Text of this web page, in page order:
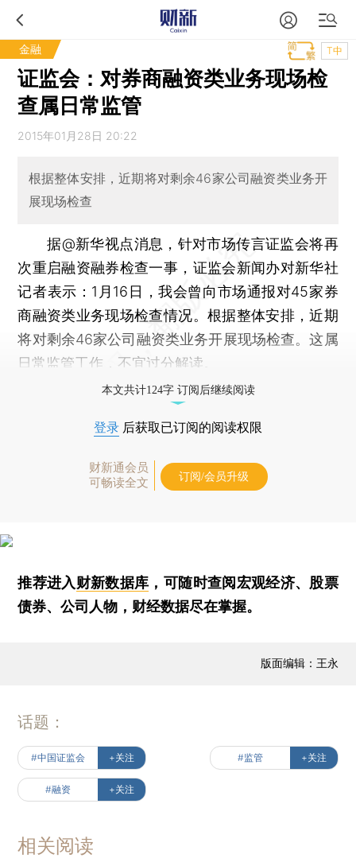
金融 T中
证监会：对券商融资类业务现场检
查属日常监管
2015年01月28日 20:22
根据整体安排，近期将对剩余46家公司融资类业务开
展现场检查
据@新华视点消息，针对市场传言证监会将再
次重启融资融券检查一事，证监会新闻办对新华社
记者表示：1月16日，我会曾向市场通报对45家券
商融资类业务现场检查情况。根据整体安排，近期
将对剩余46家公司融资类业务开展现场检查。这属
日常监管工作，不宜过分解读。
本文共计124字 订阅后继续阅读
登录 后获取已订阅的阅读权限
财新通会员
可畅读全文
订阅/会员升级
推荐进入财新数据库 ，可随时查阅宏观经济、股票
债券、公司人物，财经数据尽在掌握。
版面编辑：王永
话题：
#中国证监会 +关注 #监管 +关注
#融资 +关注
相关阅读